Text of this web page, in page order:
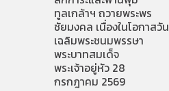
ทูลเกล้าฯ ถวายพระพร
ชัยมงคล เนื่องในโอกาสวัน
เฉลิมพระชนมพรรษา
พระบาทสมเด็จ
พระเจ้าอยู่หัว 28
กรกฎาคม 2569